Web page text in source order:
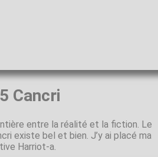
Cancri
entre la réalité et la fiction. Le
existe bel et bien. J’y ai placé ma
Harriot-a.